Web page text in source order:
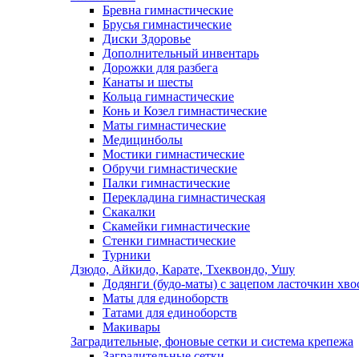
Бревна гимнастические
Брусья гимнастические
Диски Здоровье
Дополнительный инвентарь
Дорожки для разбега
Канаты и шесты
Кольца гимнастические
Конь и Козел гимнастические
Маты гимнастические
Медицинболы
Мостики гимнастические
Обручи гимнастические
Палки гимнастические
Перекладина гимнастическая
Скакалки
Скамейки гимнастические
Стенки гимнастические
Турники
Дзюдо, Айкидо, Карате, Тхеквондо, Ушу
Додянги (будо-маты) с зацепом ласточкин
Маты для единоборств
Татами для единоборств
Макивары
Заградительные, фоновые сетки и система крепежа